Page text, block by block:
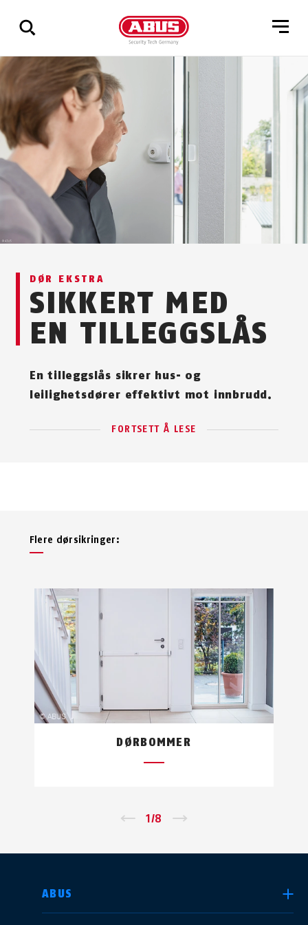
Via
alle
resultater
DØR EKSTRA
SIKKERT MED
EN TILLEGGSLÅS
En tilleggslås sikrer hus- og
leilighetsdører effektivt mot innbrudd.
FORTSETT Å LESE
Flere dørsikringer:
DØRBOMMER
1/8
ABUS
VELG LAND